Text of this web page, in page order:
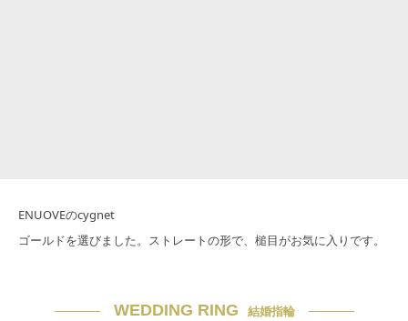
ENUOVEのcygnet
ゴールドを選びました。ストレートの形で、槌目がお気に入りです。
WEDDING RING 結婚指輪